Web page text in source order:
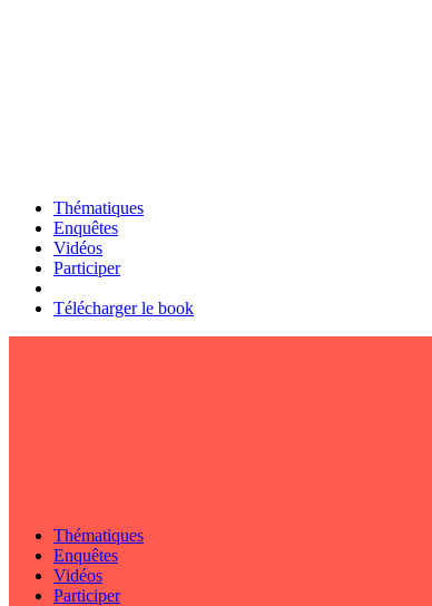
Thématiques
Enquêtes
Vidéos
Participer
Télécharger le book
Thématiques
Enquêtes
Vidéos
Participer